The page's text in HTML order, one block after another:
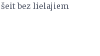
bez lielajiem